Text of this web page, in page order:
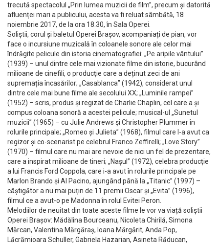
trecută spectacolul „Prin lumea muzicii de film”, precum și datorită
afluenței mari a publicului, acesta va fi reluat sâmbătă, 18
noiembrie 2017, de la ora 18.30, în Sala Operei.
Soliștii, corul și baletul Operei Brașov, acompaniați de pian, vor
face o incursiune muzicală în coloanele sonore ale celor mai
îndrăgite pelicule din istoria cinematografiei: „Pe aripile vântului”
(1939) – unul dintre cele mai vizionate filme din istorie, bucurând
milioane de cinefili, o producție care a deținut zeci de ani
supremația încasărilor; „Casablanca” (1942), considerat unul
dintre cele mai bune filme ale secolului XX; „Luminile rampei”
(1952) – scris, produs și regizat de Charlie Chaplin, cel care a și
compus coloana sonoră a acestei pelicule; musical-ul „Sunetul
muzicii” (1965) – cu Julie Andrews și Christopher Plummer în
rolurile principale; „Romeo și Julieta” (1968), filmul care l-a avut ca
regizor și co-scenarist pe celebrul Franco Zeffirelli; „Love Story”
(1970) – filmul care nu mai are nevoie de nici un fel de prezentare,
care a inspirat milioane de tineri; „Nașul” (1972), celebra producție
a lui Francis Ford Coppola, care i-a avut în rolurile principale pe
Marlon Brando și Al Pacino, ajungând până la „Titanic” (1997) –
câștigător a nu mai puțin de 11 premii Oscar și „Evita” (1996),
filmul ce a avut-o pe Madonna în rolul Evitei Peron.
Melodiilor de neuitat din toate aceste filme le vor va viață soliștii
Operei Brașov: Mădălina Bourceanu, Nicoleta Chirilă, Simona
Mărcan, Valentina Mărgăraș, Ioana Mărgărit, Anda Pop,
Lăcrămioara Schuller, Gabriela Hazarian, Asineta Răducan,